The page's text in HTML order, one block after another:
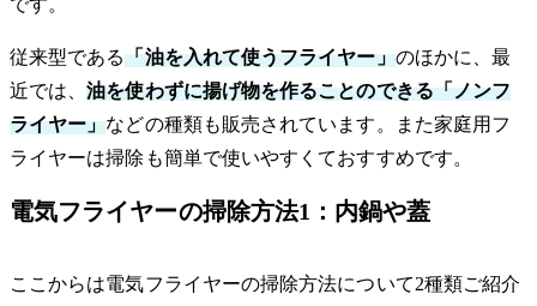
従来型である「油を入れて使うフライヤー」のほかに、最
近では、油を使わずに揚げ物を作ることのできる「ノンフ
ライヤー」などの種類も販売されています。また家庭用フ
ライヤーは掃除も簡単で使いやすくておすすめです。
電気フライヤーの掃除方法1：内鍋や蓋
ここからは電気フライヤーの掃除方法について2種類ご紹介